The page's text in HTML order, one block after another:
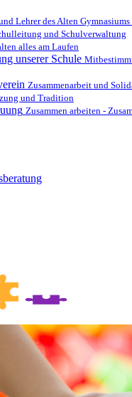
Lehrer des Alten
und Schulverwaltung
alles am Laufen
unserer Schule
Zusammenarbeit und
und Tradition
Zusammen arbeiten -